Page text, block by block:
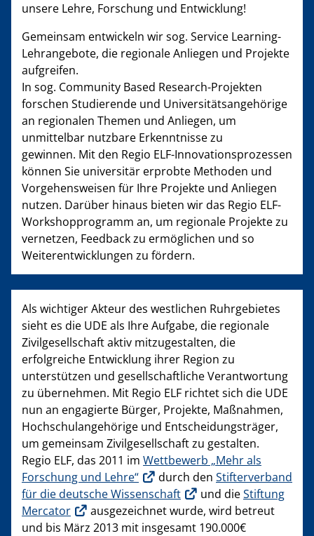
unsere Lehre, Forschung und Entwicklung!
Gemeinsam entwickeln wir sog. Service Learning-
Lehrangebote, die regionale Anliegen und Projekte
aufgreifen.
In sog. Community Based Research-Projekten
forschen Studierende und Universitätsangehörige
an regionalen Themen und Anliegen, um
unmittelbar nutzbare Erkenntnisse zu
gewinnen. Mit den Regio ELF-Innovationsprozessen
können Sie universitär erprobte Methoden und
Vorgehensweisen für Ihre Projekte und Anliegen
nutzen. Darüber hinaus bieten wir das Regio ELF-
Workshopprogramm an, um regionale Projekte zu
vernetzen, Feedback zu ermöglichen und so
Weiterentwicklungen zu fördern.
Als wichtiger Akteur des westlichen Ruhrgebietes
sieht es die UDE als Ihre Aufgabe, die regionale
Zivilgesellschaft aktiv mitzugestalten, die
erfolgreiche Entwicklung ihrer Region zu
unterstützen und gesellschaftliche Verantwortung
zu übernehmen. Mit Regio ELF richtet sich die UDE
nun an engagierte Bürger, Projekte, Maßnahmen,
Hochschulangehörige und Entscheidungsträger,
um gemeinsam Zivilgesellschaft zu gestalten.
Regio ELF, das 2011 im Wettbewerb „Mehr als
Forschung und Lehre“
durch den Stifterverband
für die deutsche Wissenschaft
und dieStiftung
Mercator
ausgezeichnet wurde, wird betreut
und bis März 2013 mit insgesamt 190.000€